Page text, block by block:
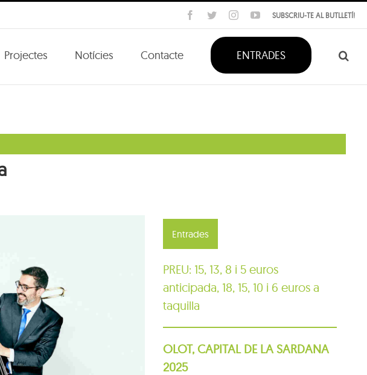
SUBSCRIU-TE AL BUTLLETÍ!
Facebook
TwitterInstagramYouTube
Projectes Notícies Contacte ENTRADES
Entrades
PREU: 15, 13, 8 i 5 euros
anticipada, 18, 15, 10 i 6 euros a
taquilla
OLOT, CAPITAL DE LA SARDANA
2025